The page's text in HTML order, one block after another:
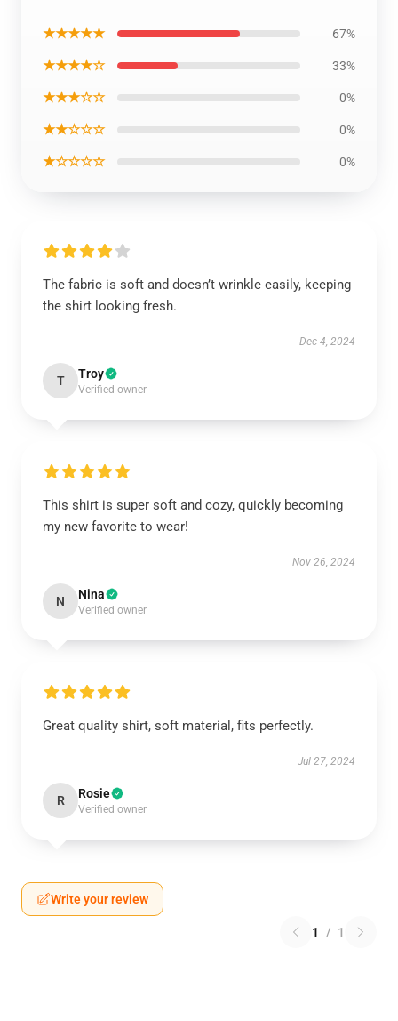
★★★★★ 67%
★★★★☆ 33%
★★★☆☆ 0%
★★☆☆☆ 0%
★☆☆☆☆ 0%
The fabric is soft and doesn’t wrinkle easily, keeping
the shirt looking fresh.
Dec 4, 2024
T Troy
Verified owner
This shirt is super soft and cozy, quickly becoming
my new favorite to wear!
Nov 26, 2024
N Nina
Verified owner
Great quality shirt, soft material, fits perfectly.
Jul 27, 2024
R Rosie
Verified owner
Write your review
1 / 1